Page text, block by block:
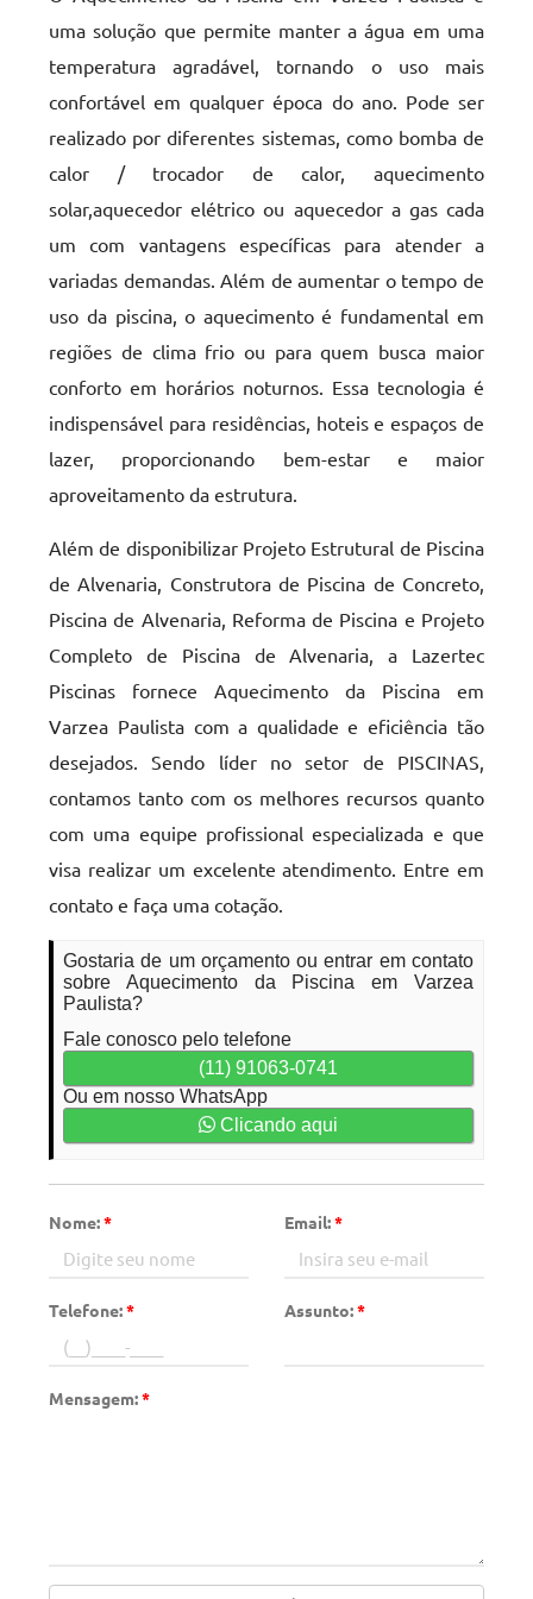
uma solução que permite manter a água em uma
temperatura agradável, tornando o uso mais
confortável em qualquer época do ano. Pode ser
realizado por diferentes sistemas, como bomba de
calor / trocador de calor, aquecimento
solar,aquecedor elétrico ou aquecedor a gas cada
um com vantagens específicas para atender a
variadas demandas. Além de aumentar o tempo de
uso da piscina, o aquecimento é fundamental em
regiões de clima frio ou para quem busca maior
conforto em horários noturnos. Essa tecnologia é
indispensável para residências, hoteis e espaços de
lazer, proporcionando bem-estar e maior
aproveitamento da estrutura.
Além de disponibilizar Projeto Estrutural de Piscina
de Alvenaria, Construtora de Piscina de Concreto,
Piscina de Alvenaria, Reforma de Piscina e Projeto
Completo de Piscina de Alvenaria, a Lazertec
Piscinas fornece Aquecimento da Piscina em
Varzea Paulista com a qualidade e eficiência tão
desejados. Sendo líder no setor de PISCINAS,
contamos tanto com os melhores recursos quanto
com uma equipe profissional especializada e que
visa realizar um excelente atendimento. Entre em
contato e faça uma cotação.
Gostaria de um orçamento ou entrar em contato
sobre Aquecimento da Piscina em Varzea
Paulista?
Fale conosco pelo telefone
(11) 91063-0741
Ou em nosso WhatsApp
Clicando aqui
Nome:* Email:*
Telefone:* Assunto:*
Mensagem:*